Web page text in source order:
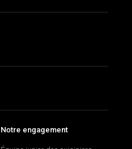
Notre engagement